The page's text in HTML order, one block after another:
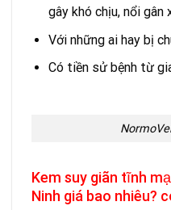
gây khó chịu, nổi gân
Với những ai hay bị
Có tiền sử bệnh từ
Kem suy giãn tĩnh
Ninh giá bao nhiêu?